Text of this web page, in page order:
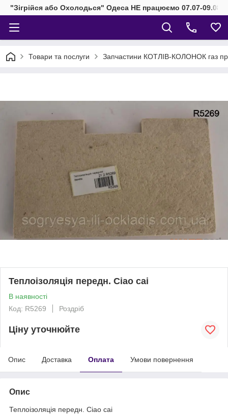
"Зігрійся або Охолодься" Одеса НЕ працюємо 07.07-
Товари та послуги Запчастини КОТЛІВ-КОЛОНОК газ
Теплоізоляція передн. Ciao cai
В наявності
Код: R5269
Роздріб
Ціну уточнюйте
Опис Доставка Оплата Умови повернення
Опис
Теплоізоляція передн. Ciao cai